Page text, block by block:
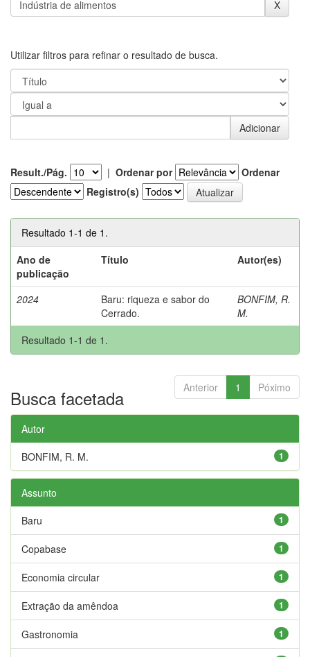
Utilizar filtros para refinar o resultado de busca.
Result./Pág. | Ordenar por
Ordenar
Registro(s)
Resultado 1-1 de 1.
Ano de
publicação
Título Autor(es)
2024
Baru: riqueza e sabor do
Cerrado.
BONFIM, R.
M.
Resultado 1-1 de 1.
Anterior 1 Póximo
Busca facetada
Autor
1
BONFIM, R. M.
Assunto
1
Baru
1
Copabase
1
Economia circular
1
Extração da amêndoa
1
Gastronomia